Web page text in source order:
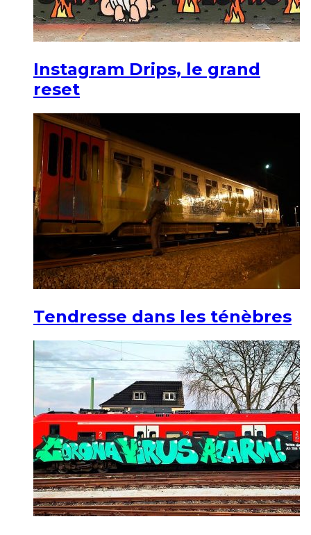
Instagram Drips, le grand
reset
Tendresse dans les ténèbres